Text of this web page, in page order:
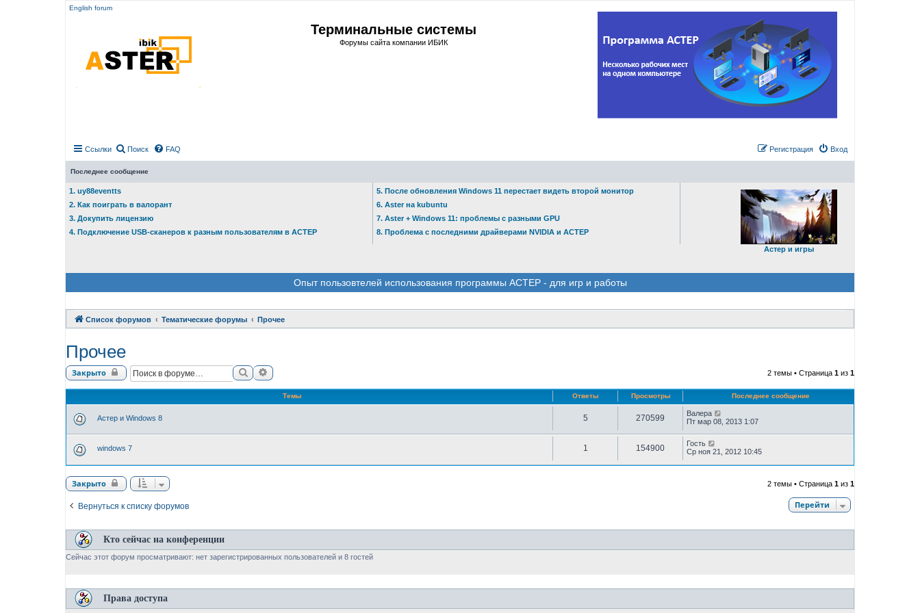
English forum
Терминальные системы
Форумы сайта компании ИБИК
Ссылки Поиск FAQ Вход
Регистрация
Последнее сообщение
1. uy88eventts
2. Как поиграть в валорант
3. Докупить лицензию
4. Подключение USB-сканеров к разным пользователям в АСТЕР
5. После обновления Windows 11 перестает видеть второй монитор
6. Aster на kubuntu
7. Aster + Windows 11: проблемы с разными GPU
8. Проблема с последними драйверами NVIDIA и АСТЕР
Астер и игры
Опыт пользовтелей использования программы АСТЕР - для игр и работы
Список форумов Тематические форумы Прочее
Прочее
Закрыто ПоискРасширенный поиск 2 темы • Страница 1 из 1
Темы Ответы Просмотры Последнее сообщение
Астер и Windows 8 5 270599
Валера
Пт мар 08, 2013 1:07
windows 7 1 154900
Гость
Ср ноя 21, 2012 10:45
Закрыто 2 темы • Страница 1 из 1
Вернуться к списку форумов Перейти
Кто сейчас на конференции
Сейчас этот форум просматривают: нет зарегистрированных пользователей и 8 гостей
Права доступа